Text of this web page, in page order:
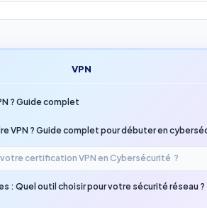
VPN
? Guide complet
VPN ? Guide complet pour débuter en
certification VPN en Cybersécurité ?
: Quel outil choisir pour votre sécurité réseau ?